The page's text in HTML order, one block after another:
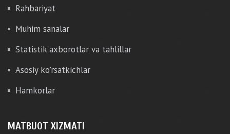
Rahbariyat
Muhim sanalar
Statistik axborotlar va tahlillar
Asosiy ko'rsatkichlar
Hamkorlar
MATBUOT XIZMATI